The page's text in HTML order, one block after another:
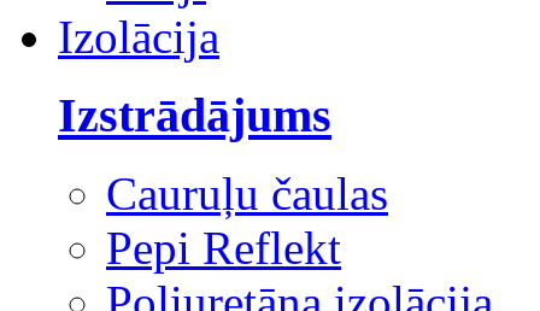
Izolācija
Izstrādājums
Cauruļu čaulas
Pepi Reflekt